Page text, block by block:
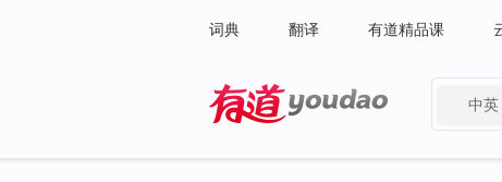
词典 翻译 有道精品课
中英